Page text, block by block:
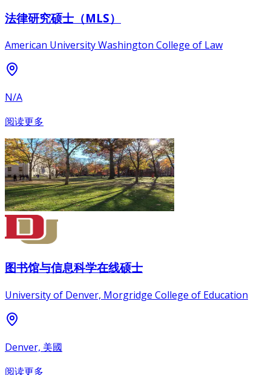
法律研究硕士（MLS）
American University Washington College of Law
N/A
阅读更多
图书馆与信息科学在线硕士
University of Denver, Morgridge College of Education
Denver, 美國
阅读更多